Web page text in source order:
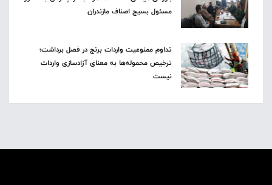
مسئول بسیج اصناف مازندران
تداوم ممنوعیت واردات برنج در فصل برداشت؛
ترخیص محموله‌ها به معنای آزادسازی واردات
نیست